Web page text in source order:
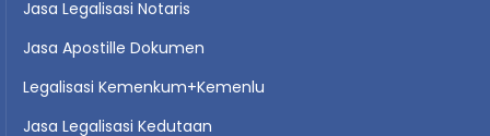
Jasa Legalisasi Notaris
Jasa Apostille Dokumen
Legalisasi Kemenkum+Kemenlu
Jasa Legalisasi Kedutaan